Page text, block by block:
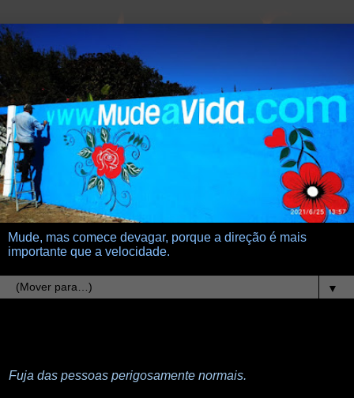
Mude, mas comece devagar, porque a direção é mais
importante que a velocidade.
▼
Fuja das pessoas perigosamente normais.